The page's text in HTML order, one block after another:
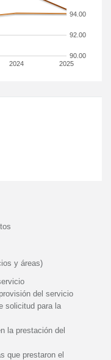
2024 2025
90.00
92.00
94.00
y áreas)
del servicio
solicitud para la
la prestación del
que prestaron el